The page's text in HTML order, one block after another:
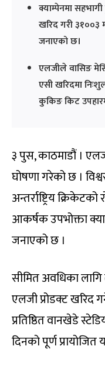
क्याम्पेनमा
खरिद गरी ३१००३
जनाएको छ।
एलजीले वासिङ
एसी खरिदमा
कुकिङ किट
३ पुस, काठमाडौं ।
घोषणा गरेको छ ।
अन्तर्राष्ट्रिय
आकर्षक उपभोक्ता
जनाएको छ ।
सीमित अवधिका
एलजी प्रोडक्ट खरिद
प्रतिष्ठित वानखेडे
दिनको पूर्ण प्रायोजित